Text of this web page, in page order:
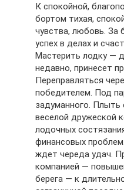
К спокойной,
бортом тихая,
чувства, любовь. За
успех в делах и
Мастерить лодку —
недавно, принесет
Переправляться
победителем. Под
задуманного.
веселой дружеской
лодочных
финансовых
ждет череда удач.
компанией —
берега — к